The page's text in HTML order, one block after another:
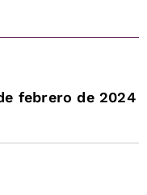
febrero de 2024